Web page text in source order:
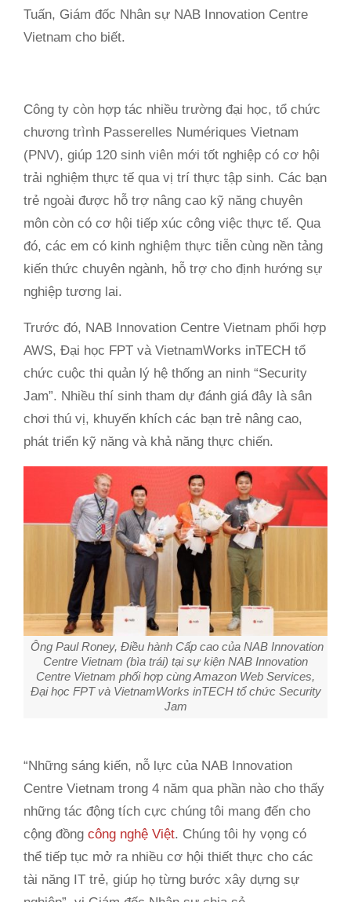
Tuấn, Giám đốc Nhân sự NAB Innovation Centre
Vietnam cho biết.
Công ty còn hợp tác nhiều trường đại học, tổ chức
chương trình Passerelles Numériques Vietnam
(PNV), giúp 120 sinh viên mới tốt nghiệp có cơ hội
trải nghiệm thực tế qua vị trí thực tập sinh. Các bạn
trẻ ngoài được hỗ trợ nâng cao kỹ năng chuyên
môn còn có cơ hội tiếp xúc công việc thực tế. Qua
đó, các em có kinh nghiệm thực tiễn cùng nền tảng
kiến thức chuyên ngành, hỗ trợ cho định hướng sự
nghiệp tương lai.
Trước đó, NAB Innovation Centre Vietnam phối hợp
AWS, Đại học FPT và VietnamWorks inTECH tổ
chức cuộc thi quản lý hệ thống an ninh “Security
Jam”. Nhiều thí sinh tham dự đánh giá đây là sân
chơi thú vị, khuyến khích các bạn trẻ nâng cao,
phát triển kỹ năng và khả năng thực chiến.
Ông Paul Roney, Điều hành Cấp cao của NAB Innovation
Centre Vietnam (bìa trái) tại sự kiện NAB Innovation
Centre Vietnam phối hợp cùng Amazon Web Services,
Đại học FPT và VietnamWorks inTECH tổ chức Security
Jam
“Những sáng kiến, nỗ lực của NAB Innovation
Centre Vietnam trong 4 năm qua phần nào cho thấy
những tác động tích cực chúng tôi mang đến cho
cộng đồng công nghệ Việt. Chúng tôi hy vọng có
thể tiếp tục mở ra nhiều cơ hội thiết thực cho các
tài năng IT trẻ, giúp họ từng bước xây dựng sự